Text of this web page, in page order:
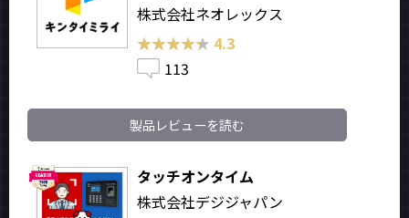
株式会社ネオレックス
★★★★★
★★★★★ 4.3
113
製品レビューを読む
タッチオンタイム
株式会社デジジャパン